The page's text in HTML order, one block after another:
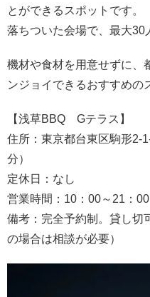
とができるスポットです。
落ちついた会場で、最大30
機材や食材を用意せずに、
ンジョイできるおすすめの
【浅草BBQ Gテラス】
住所：東京都台東区駒形
分）
定休日：なし
営業時間：10：00～21：00
備考：完全予約制。貸し切
の場合は相談が必要）